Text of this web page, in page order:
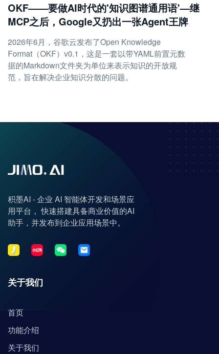
OKF——要做AI时代的'知识图谱通用语'—继
MCP之后，Google又扔出一张Agent王牌
2026年6月，谷歌云发布了Open Knowledge
Format（OKF）v0.1，这是一套以带YAML前置元数
据的Markdown文件夹为单位来表示知识的开放规
范，旨在解决企业知识分散的问题。
积墨AI - 企业 AI 智能体开发和场景应
用平台， 快速搭建具备商业价值的AI
助手，并发布到企业应用场景中。
关于我们
首页
功能介绍
关于我们